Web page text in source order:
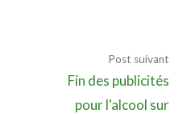
Post suivant
Fin des publicités
pour l'alcool sur